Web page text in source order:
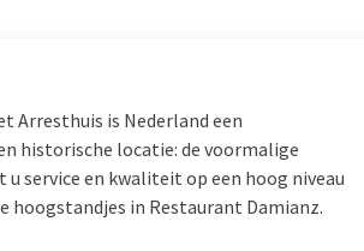
Arresthuis is Nederland een
historische locatie: de voormalige
service en kwaliteit op een hoog niveau
hoogstandjes in Restaurant Damianz.